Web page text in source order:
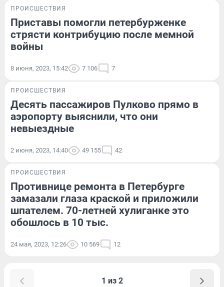
ПРОИСШЕСТВИЯ
Приставы помогли петербурженке
стрясти контрибуцию после мемной
войны
8 июня, 2023, 15:42 7 106 7
ПРОИСШЕСТВИЯ
Десять пассажиров Пулково прямо в
аэропорту выяснили, что они
невыездные
2 июня, 2023, 14:40 49 155 42
ПРОИСШЕСТВИЯ
Противнице ремонта в Петербурге
замазали глаза краской и приложили
шпателем. 70-летней хулиганке это
обошлось в 10 тыс.
24 мая, 2023, 12:26 10 569 12
1 из 2